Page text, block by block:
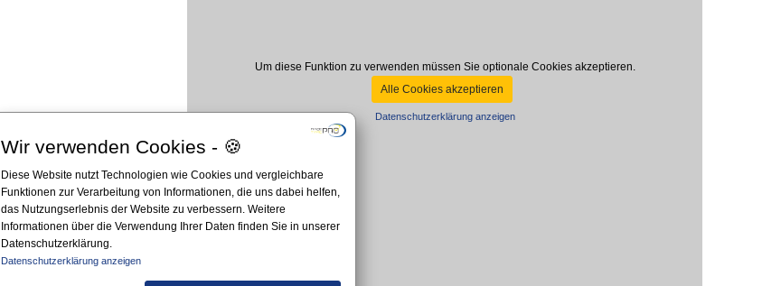
Wir verwenden Cookies - 🍪
Diese Website nutzt Technologien wie Cookies und vergleichbare
Funktionen zur Verarbeitung von Informationen, die uns dabei helfen,
das Nutzungserlebnis der Website zu verbessern. Weitere
Informationen über die Verwendung Ihrer Daten finden Sie in unserer
Datenschutzerklärung.
Datenschutzerklärung anzeigen
Um diese Funktion zu verwenden müssen Sie optionale Cookies akzeptieren.
Alle Cookies akzeptieren
Datenschutzerklärung anzeigen